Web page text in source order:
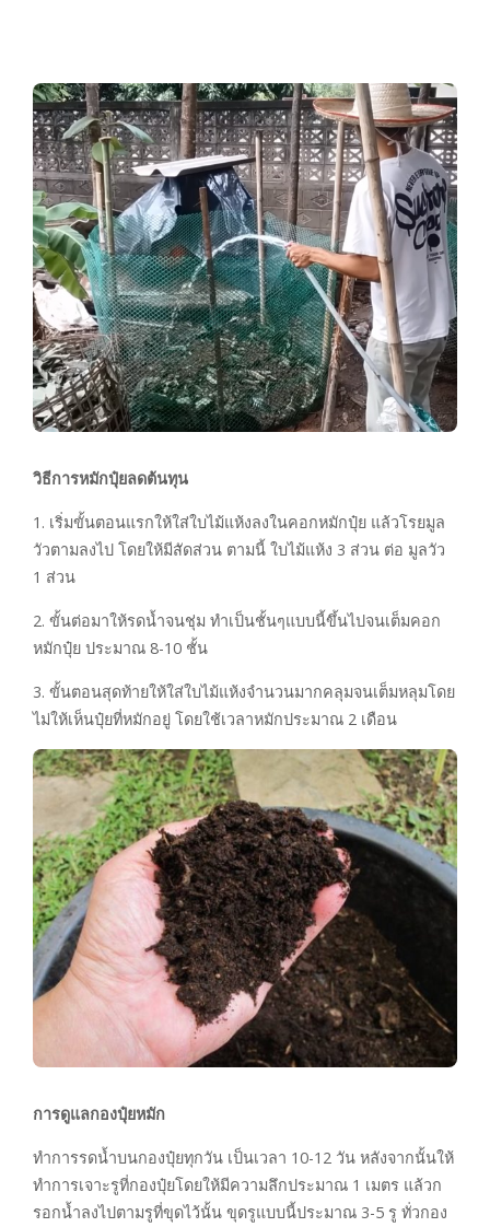
วิธีการหมักปุ๋ยลดต้นทุน
1. เริ่มขั้นตอนแรกให้ใส่ใบไม้แห้งลงในคอกหมักปุ๋ย แล้วโรยมูล
วัวตามลงไป โดยให้มีสัดส่วน ตามนี้ ใบไม้แห้ง 3 ส่วน ต่อ มูลวัว
1 ส่วน
2. ขั้นต่อมาให้รดน้ำจนชุ่ม ทำเป็นชั้นๆแบบนี้ขึ้นไปจนเต็มคอก
หมักปุ๋ย ประมาณ 8-10 ชั้น
3. ขั้นตอนสุดท้ายให้ใส่ใบไม้แห้งจำนวนมากคลุมจนเต็มหลุมโดย
ไม่ให้เห็นปุ๋ยที่หมักอยู่ โดยใช้เวลาหมักประมาณ 2 เดือน
การดูแลกองปุ๋ยหมัก
ทำการรดน้ำบนกองปุ๋ยทุกวัน เป็นเวลา 10-12 วัน หลังจากนั้นให้
ทำการเจาะรูที่กองปุ๋ยโดยให้มีความลึกประมาณ 1 เมตร แล้วก
รอกน้ำลงไปตามรูที่ขุดไว้นั้น ขุดรูแบบนี้ประมาณ 3-5 รู ทั่วกอง